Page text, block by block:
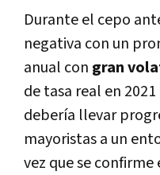
Durante el cepo
negativa con un
anual con gran
de tasa real en
debería llevar
mayoristas a un
vez que se